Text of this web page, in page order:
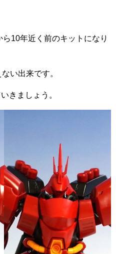
10年近く前のキットになり
い出来です。
きましょう。